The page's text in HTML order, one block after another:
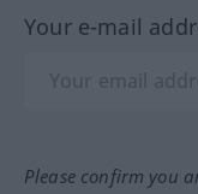
Your e-mail
Please confirm you